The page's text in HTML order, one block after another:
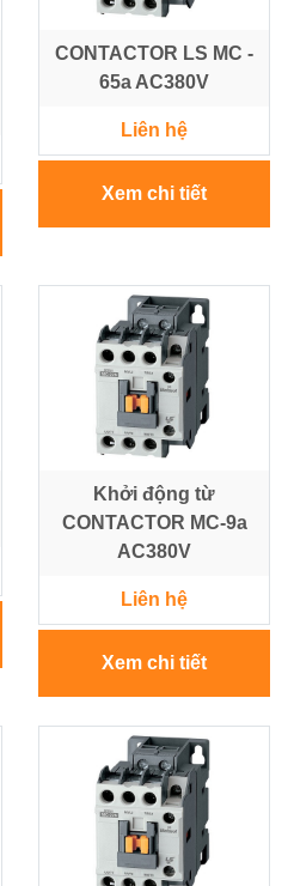
CONTACTOR LS MC -
65a AC380V
Liên hệ
Xem chi tiết
Khởi động từ
CONTACTOR MC-9a
AC380V
Liên hệ
Xem chi tiết